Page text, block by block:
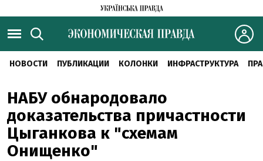
НОВОСТИ ПУБЛИКАЦИИ КОЛОНКИ ИНФРАСТРУКТУРА
НАБУ обнародовало
доказательства причастности
Цыганкова к "схемам
Онищенко"